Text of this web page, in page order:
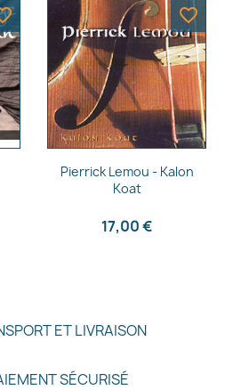
Aperçu rapide
Pierrick Lemou - Kalon
Koat
17,00 €
favorite_border
ET LIVRAISON
SÉCURISÉ